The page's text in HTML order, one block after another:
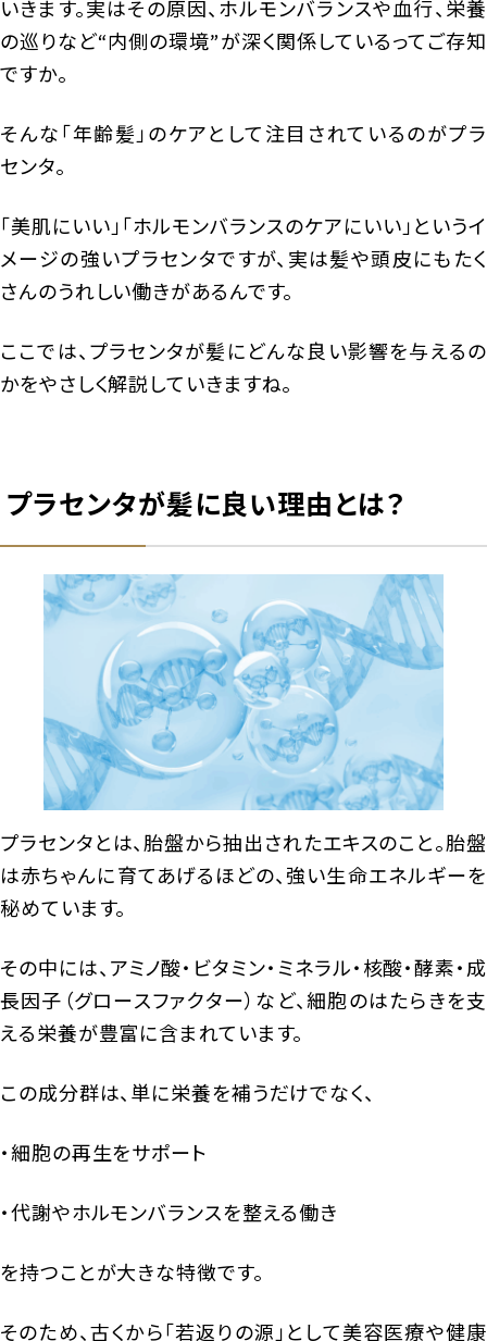
いきます。実はその原因、ホルモンバランスや血行、栄養
の巡りなど“内側の環境”が深く関係しているってご存知
ですか。
そんな「年齢髪」のケアとして注目されているのがプラ
センタ。
「美肌にいい」「ホルモンバランスのケアにいい」というイ
メージの強いプラセンタですが、実は髪や頭皮にもたく
さんのうれしい働きがあるんです。
ここでは、プラセンタが髪にどんな良い影響を与えるの
かをやさしく解説していきますね。
プラセンタが髪に良い理由とは？
プラセンタとは、胎盤から抽出されたエキスのこと。胎盤
は赤ちゃんに育てあげるほどの、強い生命エネルギーを
秘めています。
その中には、アミノ酸・ビタミン・ミネラル・核酸・酵素・成
長因子（グロースファクター）など、細胞のはたらきを支
える栄養が豊富に含まれています。
この成分群は、単に栄養を補うだけでなく、
・細胞の再生をサポート
・代謝やホルモンバランスを整える働き
を持つことが大きな特徴です。
そのため、古くから「若返りの源」として美容医療や健康